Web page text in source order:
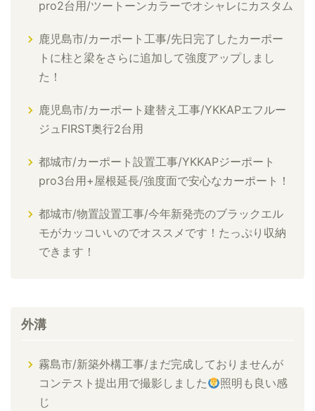
pro2台用/ツートーンカラーでオシャレにカスタム
鹿児島市/カーポート工事/先日完了したカーポー
トに柱と梁をさらに追加して強度アップしまし
た！
鹿児島市/カーポート建替え工事/YKKAPエフルー
ジュFIRST奥行2台用
都城市/カーポート設置工事/YKKAPジーポート
pro3台用+屋根延長/強度面で安心なカーポート！
都城市/物置設置工事/今年新発売のブラックエル
モがカッコいいのでオススメです！たっぷり収納
できます！
外溝
霧島市/新築外構工事/まだ完成しておりませんが
コンテスト提出用で撮影しました
照明も良い感
じ